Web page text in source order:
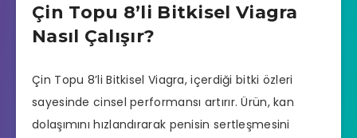
Çin Topu 8’li Bitkisel Viagra
Nasıl Çalışır?
Çin Topu 8’li Bitkisel Viagra, içerdiği bitki özleri
sayesinde cinsel performansı artırır. Ürün, kan
dolaşımını hızlandırarak penisin sertleşmesini